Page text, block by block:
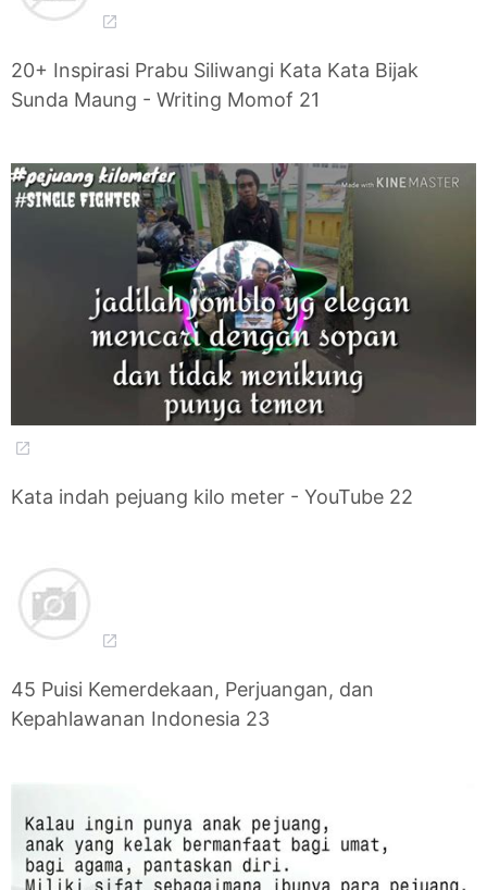
20+ Inspirasi Prabu Siliwangi Kata Kata Bijak
Sunda Maung - Writing Momof 21
Kata indah pejuang kilo meter - YouTube 22
45 Puisi Kemerdekaan, Perjuangan, dan
Kepahlawanan Indonesia 23